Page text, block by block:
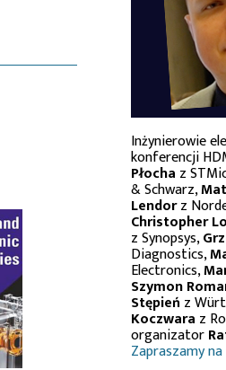
Inżynierowie
konferencji
Płocha z
& Schwarz,
Lendorz
Christopher
z Synopsys,
Diagnostics,
Electronics,
Szymon
Stępień z
Koczwara z
organizator
Zapraszamy